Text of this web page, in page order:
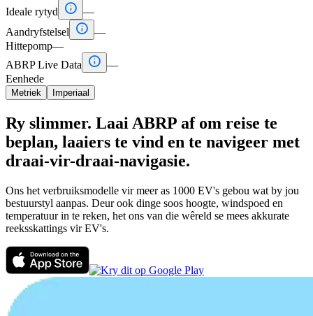
Ideale rytyd
 —
Aandryfstelsel
 —
Hittepomp—
ABRP Live Data
 —
Eenhede
Metriek Imperiaal
Ry slimmer. Laai ABRP af om reise te
beplan, laaiers te vind en te navigeer met
draai-vir-draai-navigasie.
Ons het verbruiksmodelle vir meer as 1000 EV's gebou wat by jou
bestuurstyl aanpas. Deur ook dinge soos hoogte, windspoed en
temperatuur in te reken, het ons van die wêreld se mees akkurate
reeksskattings vir EV's.